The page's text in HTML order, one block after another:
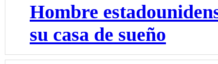
Hombre
su casa de sueño